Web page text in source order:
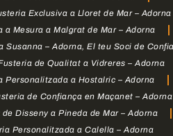
Exclusiva a Lloret de Mar – Adorna
a Mesura a Malgrat de Mar – Adorna
Susanna – Adorna, El teu Soci de
de Qualitat a Vidreres – Adorna
Personalitzada a Hostalric – Adorna
de Confiança en Maçanet – Adorna
Disseny a Pineda de Mar – Adorna
Personalitzada a Calella – Adorna